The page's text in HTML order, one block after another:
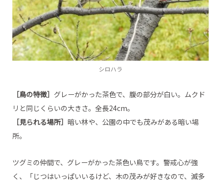
シロハラ
［鳥の特徴］ グレーがかった茶色で、腹の部分が白い。ムクド
リと同じくらいの大きさ。全長24cm。
［見られる場所］ 暗い林や、公園の中でも茂みがある暗い場
所。
ツグミの仲間で、グレーがかった茶色い鳥です。警戒心が強
く、「じつはいっぱいいるけど、木の茂みが好きなので、滅多